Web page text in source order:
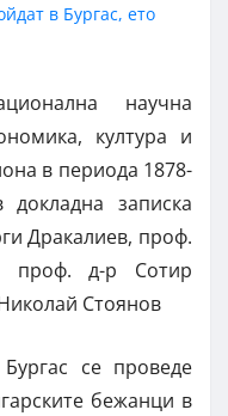
научна
култура и
в периода 1878-
записка
Дракалиев, проф.
проф. д-р Сотир
Стоянов
се проведе
бежанци в